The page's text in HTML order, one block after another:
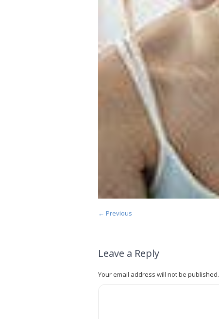
← Previous
Leave a Reply
Your email address will not be published.